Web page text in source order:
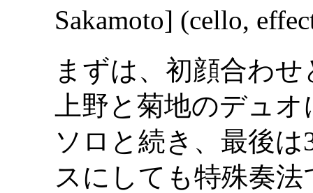
Sakamoto] (cello,
まずは、初顔合わ
上野と菊地のデュ
ソロと続き、最後
スにしても特殊奏